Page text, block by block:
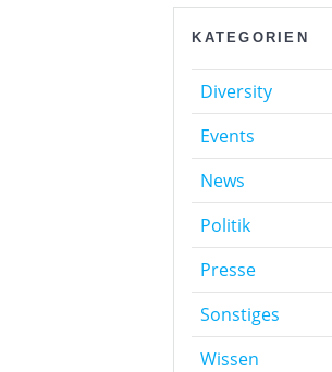
KATEGORIEN
Diversity
Events
News
Politik
Presse
Sonstiges
Wissen